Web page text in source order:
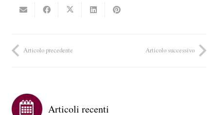
Articolo precedente Articolo successivo
Articoli recenti